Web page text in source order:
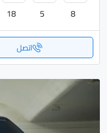
8
5
18
اتصل